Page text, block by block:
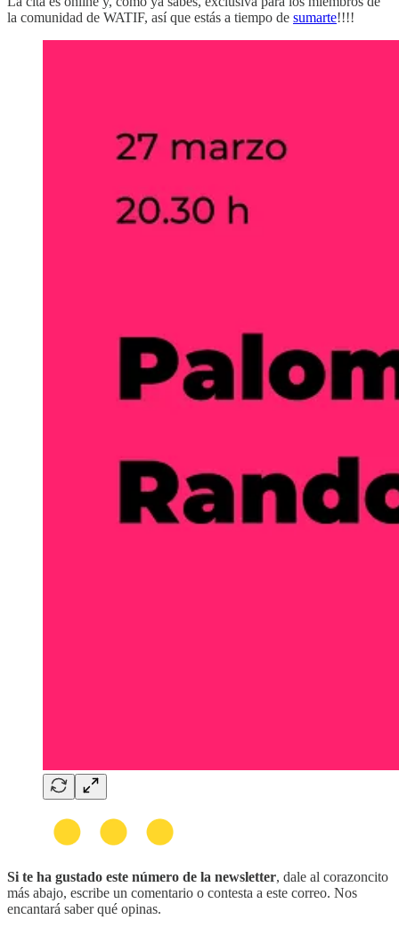
la comunidad de WATIF, así que estás a tiempo de sumarte!!!!
Si te ha gustado este número de la newsletter, dale al corazoncito
más abajo, escribe un comentario o contesta a este correo. Nos
encantará saber qué opinas.